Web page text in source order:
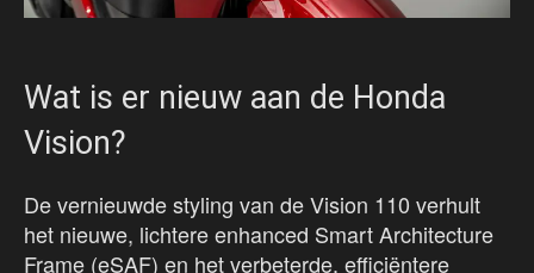
Wat is er nieuw aan de Honda
Vision?
De vernieuwde styling van de Vision 110 verhult
het nieuwe, lichtere enhanced Smart Architecture
Frame (eSAF) en het verbeterde, efficiëntere